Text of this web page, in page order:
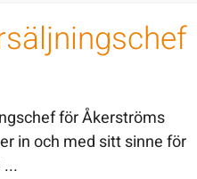
för Åkerströms
in och med sitt sinne för